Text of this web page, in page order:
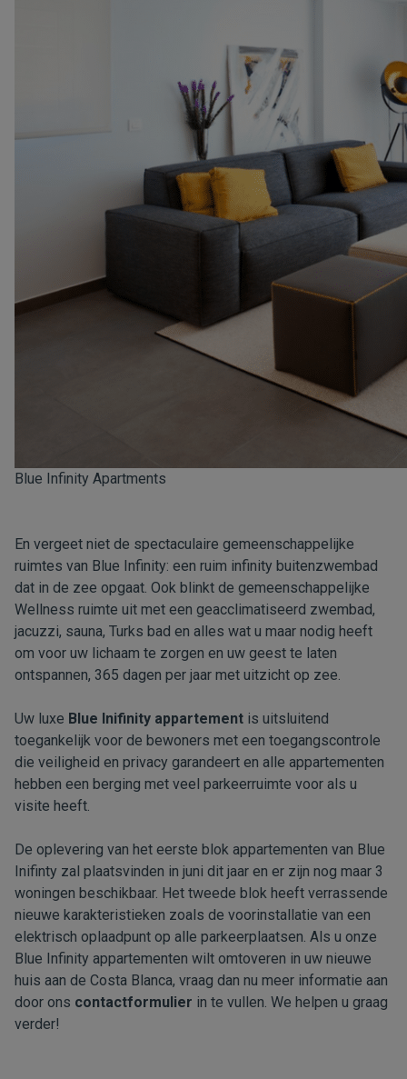
Blue Infinity Apartments
En vergeet niet de spectaculaire gemeenschappelijke
ruimtes van Blue Infinity: een ruim infinity buitenzwembad
dat in de zee opgaat. Ook blinkt de gemeenschappelijke
Wellness ruimte uit met een geacclimatiseerd zwembad,
jacuzzi, sauna, Turks bad en alles wat u maar nodig heeft
om voor uw lichaam te zorgen en uw geest te laten
ontspannen, 365 dagen per jaar met uitzicht op zee.
Uw luxe Blue Inifinity appartement is uitsluitend
toegankelijk voor de bewoners met een toegangscontrole
die veiligheid en privacy garandeert en alle appartementen
hebben een berging met veel parkeerruimte voor als u
visite heeft.
De oplevering van het eerste blok appartementen van Blue
Inifinty zal plaatsvinden in juni dit jaar en er zijn nog maar 3
woningen beschikbaar. Het tweede blok heeft verrassende
nieuwe karakteristieken zoals de voorinstallatie van een
elektrisch oplaadpunt op alle parkeerplaatsen. Als u onze
Blue Infinity appartementen wilt omtoveren in uw nieuwe
huis aan de Costa Blanca, vraag dan nu meer informatie aan
door ons contactformulier in te vullen. We helpen u graag
verder!